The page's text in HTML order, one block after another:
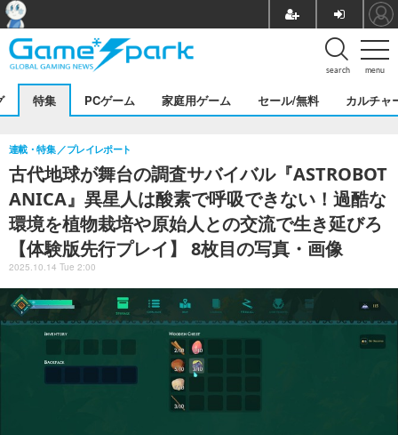
menu
search
特集 PCゲーム 家庭用ゲーム セール/無料 カルチャ
古代地球が舞台の調査サバイバル『ASTROBOT
ANICA』異星人は酸素で呼吸できない！過酷な
環境を植物栽培や原始人との交流で生き延びろ
【体験版先行プレイ】 8枚目の写真・画像
連載・特集 プレイレポート
2025.10.14 Tue 2:00